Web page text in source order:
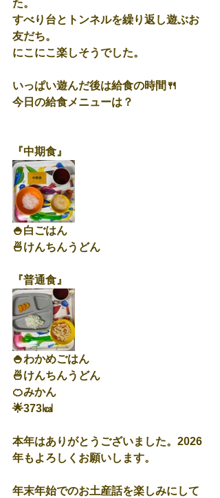
た。
すべり台とトンネルを繰り返し遊ぶお
友だち。
にこにこ楽しそうでした。
いっぱい遊んだ後は給食の時間🍴
今日の給食メニューは？
『中期食』
🍚白ごはん
🍜けんちんうどん
『普通食』
🍚わかめごはん
🍜けんちんうどん
🍊みかん
🌟373㎉
本年はありがとうございました。2026
年もよろしくお願いします。
年末年始でのお土産話を楽しみにして